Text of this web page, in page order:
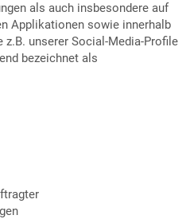
als auch insbesondere auf
Applikationen sowie innerhalb
z.B. unserer Social-Media-Profile
bezeichnet als